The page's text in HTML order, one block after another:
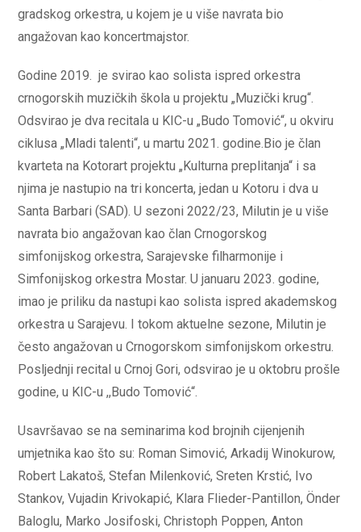
gradskog orkestra, u kojem je u više navrata bio
angažovan kao koncertmajstor.
Godine 2019. je svirao kao solista ispred orkestra
crnogorskih muzičkih škola u projektu „Muzički krug“.
Odsvirao je dva recitala u KIC-u „Budo Tomović“, u okviru
ciklusa „Mladi talenti“, u martu 2021. godine.Bio je član
kvarteta na Kotorart projektu „Kulturna preplitanja“ i sa
njima je nastupio na tri koncerta, jedan u Kotoru i dva u
Santa Barbari (SAD). U sezoni 2022/23, Milutin je u više
navrata bio angažovan kao član Crnogorskog
simfonijskog orkestra, Sarajevske filharmonije i
Simfonijskog orkestra Mostar. U januaru 2023. godine,
imao je priliku da nastupi kao solista ispred akademskog
orkestra u Sarajevu. I tokom aktuelne sezone, Milutin je
često angažovan u Crnogorskom simfonijskom orkestru.
Posljednji recital u Crnoj Gori, odsvirao je u oktobru prošle
godine, u KIC-u ,,Budo Tomović“.
Usavršavao se na seminarima kod brojnih cijenjenih
umjetnika kao što su: Roman Simović, Arkadij Winokurow,
Robert Lakatoš, Stefan Milenković, Sreten Krstić, Ivo
Stankov, Vujadin Krivokapić, Klara Flieder-Pantillon, Önder
Baloglu, Marko Josifoski, Christoph Poppen, Anton